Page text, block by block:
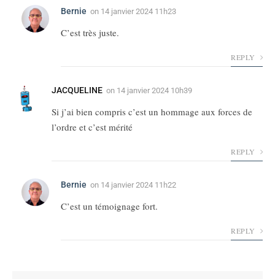
Bernie on 14 janvier 2024 11h23
C’est très juste.
REPLY
JACQUELINE on 14 janvier 2024 10h39
Si j’ai bien compris c’est un hommage aux forces de
l’ordre et c’est mérité
REPLY
Bernie on 14 janvier 2024 11h22
C’est un témoignage fort.
REPLY